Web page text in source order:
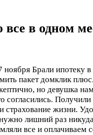
все в одном
ноября Брали ипотеку
пакет домклик
но девушка
согласились.
страхование жизни.
лишний раз
все и оплачиваем